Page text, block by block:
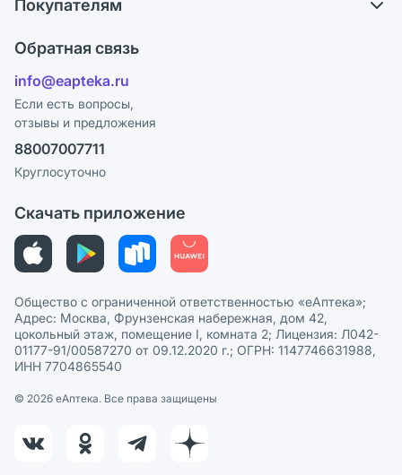
Ответы на вопросы
Блог
Карьера
Поставщики
Лицензия
Реклама на сайте
Ваши товары на ЕАПТЕКЕ
Покупателям
Программа СберСпасибо
Политика конфиденциальности
Пользовательское соглашение
Политика рекомендаций
Этика и соответствие
Политика в отношении обработки персональных данных
Обратная связь
info@eapteka.ru
Если есть вопросы,
отзывы и предложения
88007007711
Круглосуточно
Скачать приложение
Общество с ограниченной ответственностью «еАптека»;
Адрес: Москва, Фрунзенская набережная, дом 42,
цокольный этаж, помещение I, комната 2; Лицензия: Л042-
01177-91/00587270 от 09.12.2020 г.; ОГРН: 1147746631988,
ИНН 7704865540
© 2026 eАптека. Все права защищены